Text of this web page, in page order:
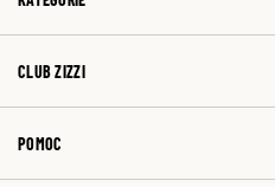
CLUB ZIZZI
POMOC